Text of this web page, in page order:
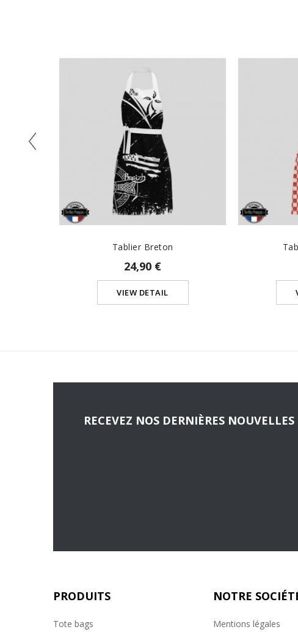
Tablier Breton
24,90 €
VIEW DETAIL
RECEVEZ NOS DERNIÈRES
PRODUITS
Tote bags
NOTRE
Mentions légales